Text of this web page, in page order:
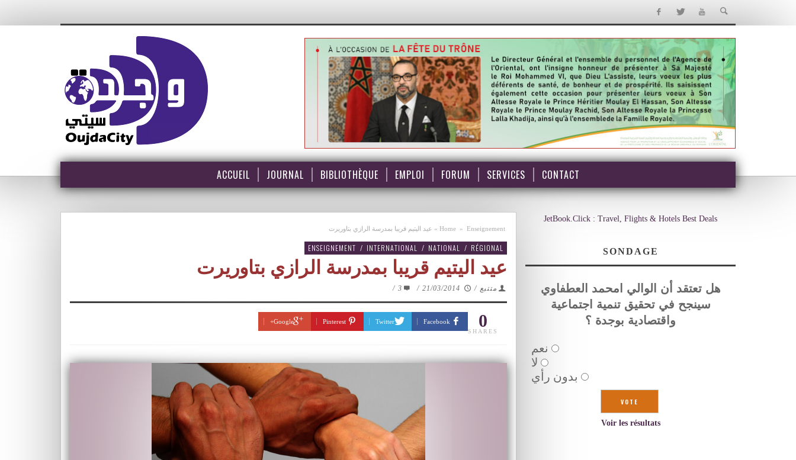
ACCUEIL JOURNAL BIBLIOTHÈQUE EMPLOI FORUM SERVICES CONTACT
Home » Enseignement
» عيد اليتيم قريبا بمدرسة الرازي بتاوريرت
ENSEIGNEMENT / INTERNATIONAL / NATIONAL / RÉGIONAL
عيد اليتيم قريبا بمدرسة الرازي بتاوريرت
متتبع /
21/03/2014
/
3
/
0
SHARES
Facebook
Twitter
Pinterest
Google+
JetBook.Click : Travel, Flights & Hotels Best Deals
SONDAGE
هل تعتقد أن الوالي امحمد العطفاوي
سينجح في تحقيق تنمية اجتماعية
واقتصادية بوجدة ؟
نعم
لا
بدون رأي
Voir les résultats